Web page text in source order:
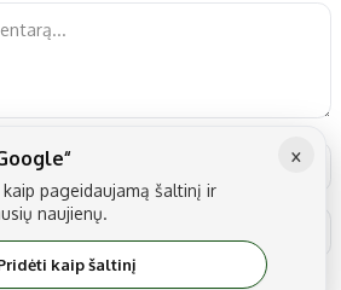
išsaugoti vardą, el. pašto adresą ir
×
pageidaujamą šaltinį ir
naujienų.
kaip šaltinį